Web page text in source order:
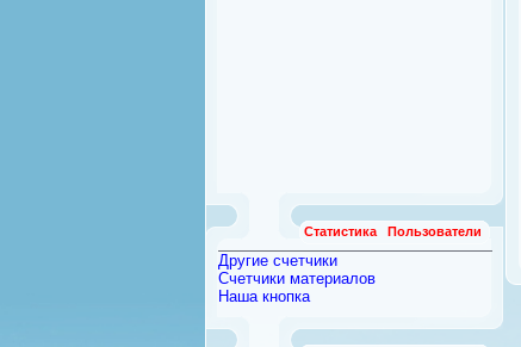
Статистика Пользователи
Другие счетчики
Счетчики материалов
Наша кнопка